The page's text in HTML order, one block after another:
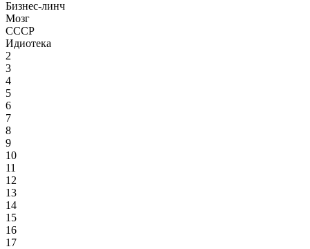
Бизнес-линч
Мозг
СССР
Идиотека
2
3
4
5
6
7
8
9
10
11
12
13
14
15
16
17